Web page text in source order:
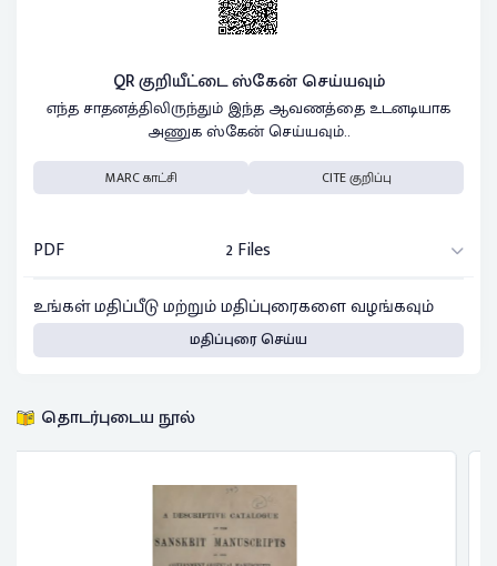
QR குறியீட்டை ஸ்கேன் செய்யவும்
எந்த சாதனத்திலிருந்தும் இந்த ஆவணத்தை உடனடியாக
அணுக ஸ்கேன் செய்யவும்..
MARC காட்சி CITE குறிப்பு
PDF
2 Files
உங்கள் மதிப்பீடு மற்றும் மதிப்புரைகளை வழங்கவும்
மதிப்புரை செய்ய
தொடர்புடைய நூல்